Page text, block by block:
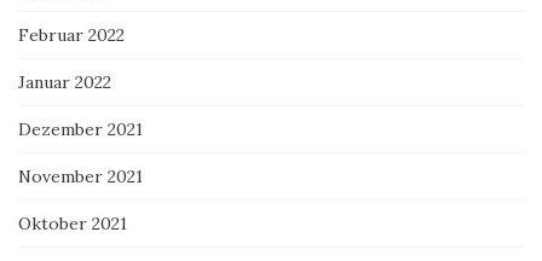
Februar 2022
Januar 2022
Dezember 2021
November 2021
Oktober 2021